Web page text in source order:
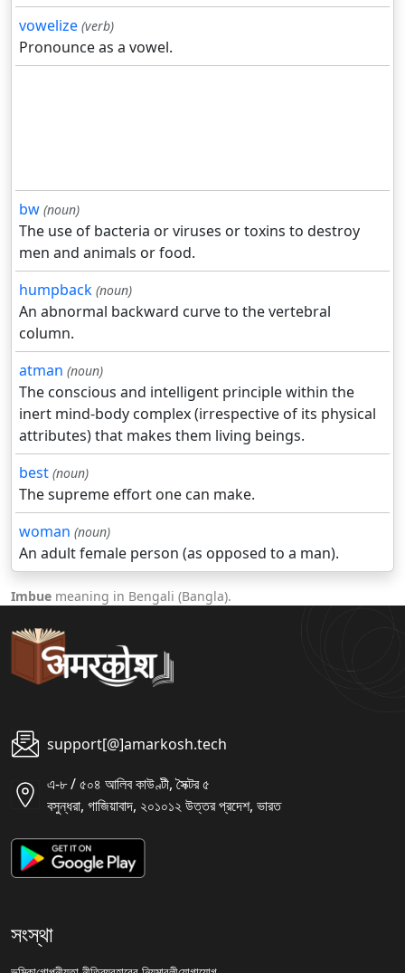
vowelize (verb)
Pronounce as a vowel.
bw (noun)
The use of bacteria or viruses or toxins to destroy
men and animals or food.
humpback (noun)
An abnormal backward curve to the vertebral
column.
atman (noun)
The conscious and intelligent principle within the
inert mind-body complex (irrespective of its physical
attributes) that makes them living beings.
best (noun)
The supreme effort one can make.
woman (noun)
An adult female person (as opposed to a man).
Imbue meaning in Bengali (Bangla).
support[@]amarkosh.tech
এ-৮ / ৫০৪ আলিব কাউণ্টী, সৈক্টর ৫
বসুন্ধরা, গাজিয়াবাদ, ২০১০১২ উত্তর প্রদেশ, ভারত
সংস্থা